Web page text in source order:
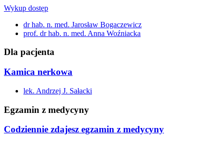
Wykup dostęp
dr hab. n. med. Jarosław Bogaczewicz
prof. dr hab. n. med. Anna Woźniacka
Dla pacjenta
Kamica nerkowa
lek. Andrzej J. Sałacki
Egzamin z medycyny
Codziennie zdajesz egzamin z medycyny